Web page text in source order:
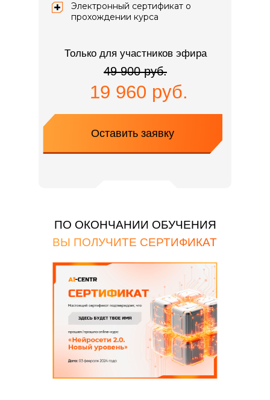
Электронный сертификат о
прохождении курса
ПО ОКОНЧАНИИ ОБУЧЕНИЯ
Оставить заявку
ВЫ ПОЛУЧИТЕ СЕРТИФИКАТ
Только для участников эфира
19 960 руб.
49 900 руб.